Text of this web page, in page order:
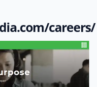
careers/